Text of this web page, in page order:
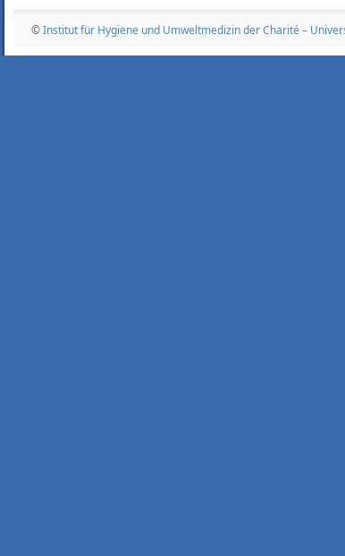
©Institut für Hygiene und Umweltmedizin der Charité –